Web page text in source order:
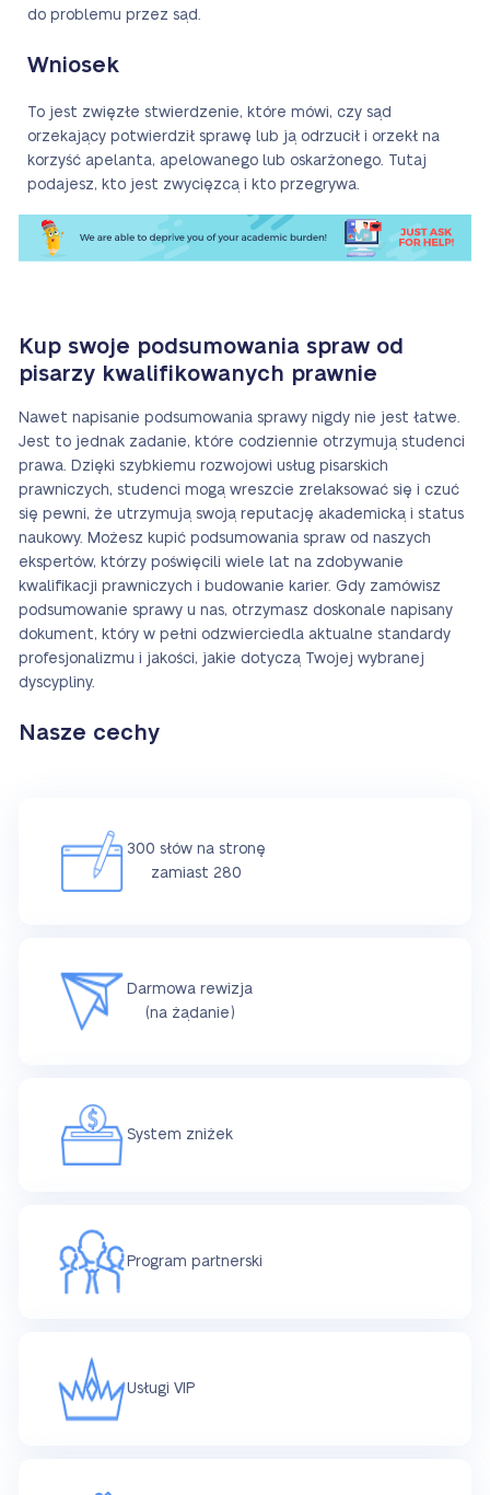
do problemu przez sąd.
Wniosek
To jest zwięzłe stwierdzenie, które mówi, czy sąd
orzekający potwierdził sprawę lub ją odrzucił i orzekł na
korzyść apelanta, apelowanego lub oskarżonego. Tutaj
podajesz, kto jest zwycięzcą i kto przegrywa.
Kup swoje podsumowania spraw od
pisarzy kwalifikowanych prawnie
Nawet napisanie podsumowania sprawy nigdy nie jest łatwe.
Jest to jednak zadanie, które codziennie otrzymują studenci
prawa. Dzięki szybkiemu rozwojowi usług pisarskich
prawniczych, studenci mogą wreszcie zrelaksować się i czuć
się pewni, że utrzymują swoją reputację akademicką i status
naukowy. Możesz kupić podsumowania spraw od naszych
ekspertów, którzy poświęcili wiele lat na zdobywanie
kwalifikacji prawniczych i budowanie karier. Gdy zamówisz
podsumowanie sprawy u nas, otrzymasz doskonale napisany
dokument, który w pełni odzwierciedla aktualne standardy
profesjonalizmu i jakości, jakie dotyczą Twojej wybranej
dyscypliny.
Nasze cechy
300 słów na stronę
zamiast 280
Darmowa rewizja
(na żądanie)
System zniżek
Program partnerski
Usługi VIP